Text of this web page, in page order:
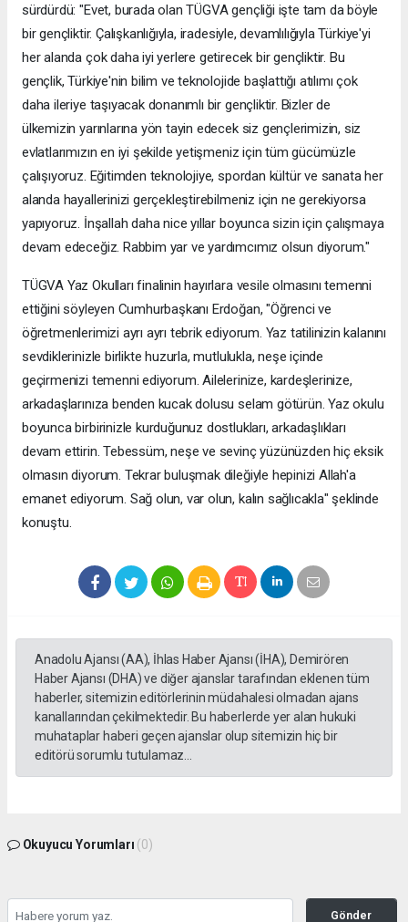
sürdürdü: "Evet, burada olan TÜGVA gençliği işte tam da böyle
bir gençliktir. Çalışkanlığıyla, iradesiyle, devamlılığıyla Türkiye'yi
her alanda çok daha iyi yerlere getirecek bir gençliktir. Bu
gençlik, Türkiye'nin bilim ve teknolojide başlattığı atılımı çok
daha ileriye taşıyacak donanımlı bir gençliktir. Bizler de
ülkemizin yarınlarına yön tayin edecek siz gençlerimizin, siz
evlatlarımızın en iyi şekilde yetişmeniz için tüm gücümüzle
çalışıyoruz. Eğitimden teknolojiye, spordan kültür ve sanata her
alanda hayallerinizi gerçekleştirebilmeniz için ne gerekiyorsa
yapıyoruz. İnşallah daha nice yıllar boyunca sizin için çalışmaya
devam edeceğiz. Rabbim yar ve yardımcımız olsun diyorum."
TÜGVA Yaz Okulları finalinin hayırlara vesile olmasını temenni
ettiğini söyleyen Cumhurbaşkanı Erdoğan, "Öğrenci ve
öğretmenlerimizi ayrı ayrı tebrik ediyorum. Yaz tatilinizin kalanını
sevdiklerinizle birlikte huzurla, mutlulukla, neşe içinde
geçirmenizi temenni ediyorum. Ailelerinize, kardeşlerinize,
arkadaşlarınıza benden kucak dolusu selam götürün. Yaz okulu
boyunca birbirinizle kurduğunuz dostlukları, arkadaşlıkları
devam ettirin. Tebessüm, neşe ve sevinç yüzünüzden hiç eksik
olmasın diyorum. Tekrar buluşmak dileğiyle hepinizi Allah'a
emanet ediyorum. Sağ olun, var olun, kalın sağlıcakla" şeklinde
konuştu.
Anadolu Ajansı (AA), İhlas Haber Ajansı (İHA), Demirören
Haber Ajansı (DHA) ve diğer ajanslar tarafından eklenen tüm
haberler, sitemizin editörlerinin müdahalesi olmadan ajans
kanallarından çekilmektedir. Bu haberlerde yer alan hukuki
muhataplar haberi geçen ajanslar olup sitemizin hiç bir
editörü sorumlu tutulamaz...
Okuyucu Yorumları (0)
Gönder